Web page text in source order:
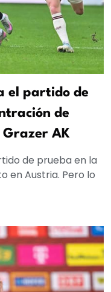
el partido de
de
AK
de prueba en la
en Austria. Pero lo